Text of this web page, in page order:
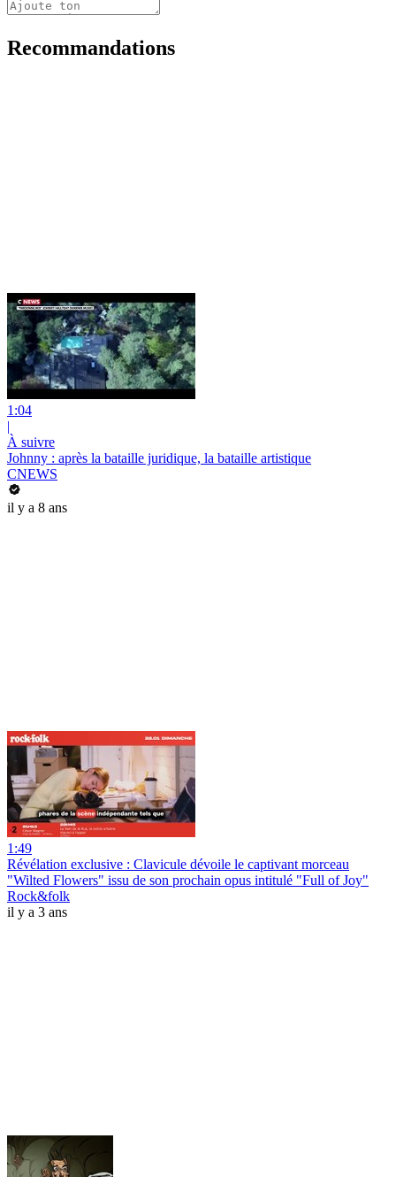
Recommandations
1:04
|
À suivre
Johnny : après la bataille juridique, la bataille artistique
CNEWS
il y a 8 ans
1:49
Révélation exclusive : Clavicule dévoile le captivant morceau
"Wilted Flowers" issu de son prochain opus intitulé "Full of Joy"
Rock&folk
il y a 3 ans